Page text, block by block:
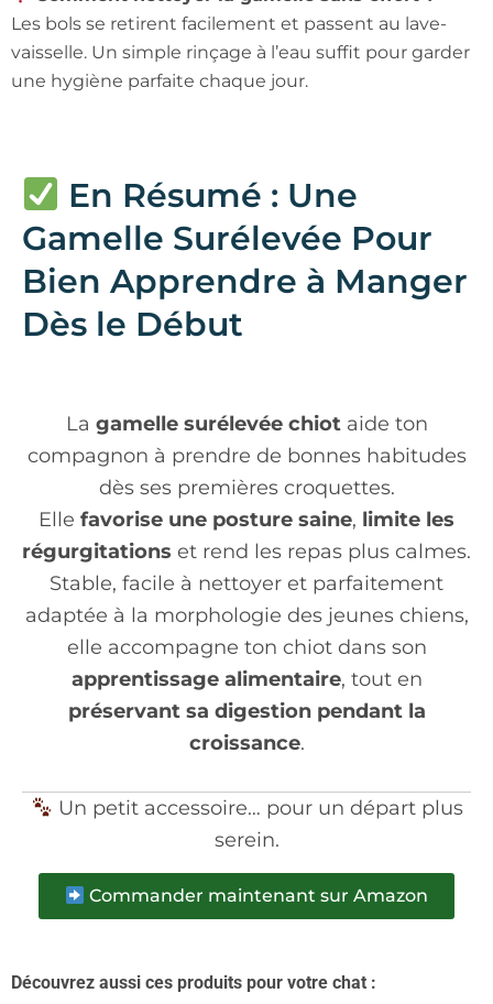
Les bols se retirent facilement et passent au lave-
vaisselle. Un simple rinçage à l’eau suffit pour garder
une hygiène parfaite chaque jour.
En Résumé : Une
Gamelle Surélevée Pour
Bien Apprendre à Manger
Dès le Début
La gamelle surélevée chiotaide ton
compagnon à prendre de bonnes habitudes
dès ses premières croquettes.
Elle favorise une posture saine, limite les
régurgitations et rend les repas plus calmes.
Stable, facile à nettoyer et parfaitement
adaptée à la morphologie des jeunes chiens,
elle accompagne ton chiot dans son
apprentissage alimentaire, tout en
préservant sa digestion pendant la
croissance.
Un petit accessoire… pour un départ plus
serein.
Commander maintenant sur Amazon
Découvrez aussi ces produits pour votre chat :